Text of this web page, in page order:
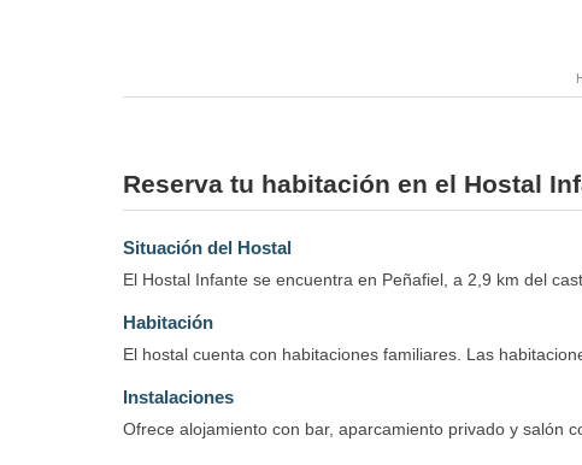
Reserva tu habitación en el Hostal
Situación del Hostal
El Hostal Infante se encuentra en Peñafiel, a 2,9 km del
Habitación
El hostal cuenta con habitaciones familiares. Las
Instalaciones
Ofrece alojamiento con bar, aparcamiento privado y salón